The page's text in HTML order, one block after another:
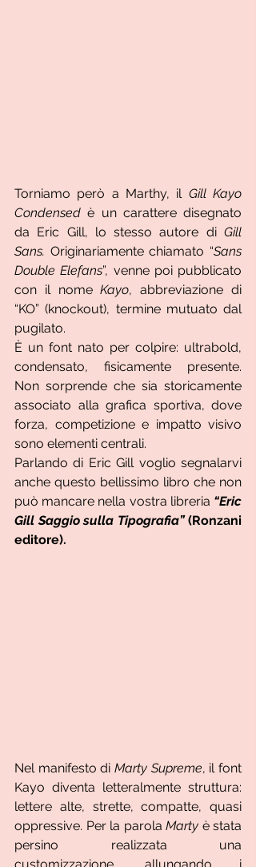
Torniamo però a Marthy, il Gill Kayo
Condensed è un carattere disegnato
da Eric Gill, lo stesso autore di Gill
Sans. Originariamente chiamato “Sans
Double Elefans”, venne poi pubblicato
con il nome Kayo, abbreviazione di
“KO” (knockout), termine mutuato dal
pugilato.
È un font nato per colpire: ultrabold,
condensato, fisicamente presente.
Non sorprende che sia storicamente
associato alla grafica sportiva, dove
forza, competizione e impatto visivo
sono elementi centrali.
Parlando di Eric Gill voglio segnalarvi
anche questo bellissimo libro che non
può mancare nella vostra libreria “Eric
Gill Saggio sulla Tipografia” (Ronzani
editore).
Nel manifesto di Marty Supreme, il font
Kayo diventa letteralmente struttura:
lettere alte, strette, compatte, quasi
oppressive. Per la parola Marty è stata
persino realizzata una